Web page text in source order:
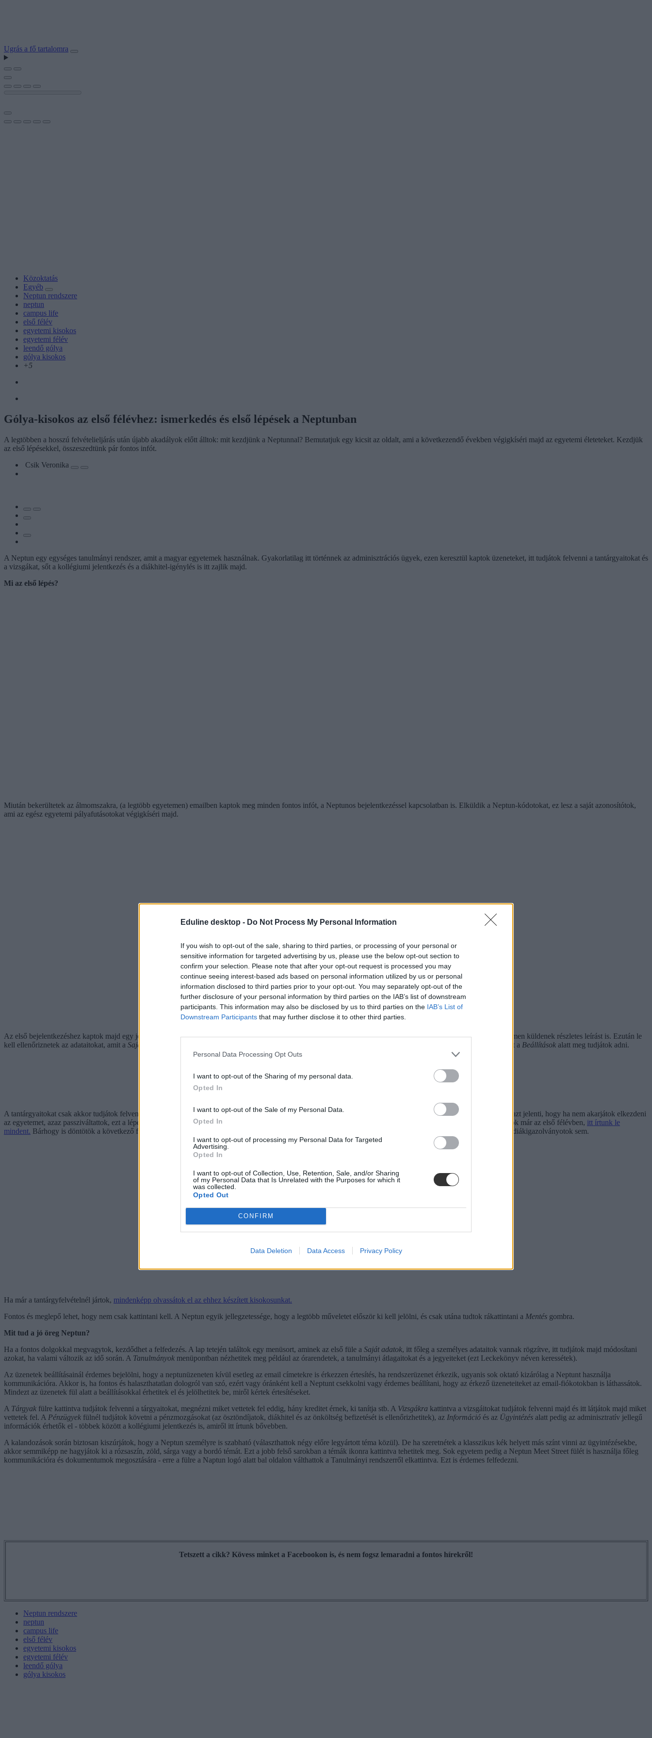
Eduline desktop - Do Not Process My Personal Information
If you wish to opt-out of the sale, sharing to third parties, or processing of your personal or
sensitive information for targeted advertising by us, please use the below opt-out section to
confirm your selection. Please note that after your opt-out request is processed you may
continue seeing interest-based ads based on personal information utilized by us or personal
information disclosed to third parties prior to your opt-out. You may separately opt-out of the
further disclosure of your personal information by third parties on the IAB’s list of downstream
participants. This information may also be disclosed by us to third parties on the IAB’s List of
Downstream Participants that may further disclose it to other third parties.
Personal Data Processing Opt Outs
I want to opt-out of the Sharing of my personal data.
Opted In
I want to opt-out of the Sale of my Personal Data.
Opted In
I want to opt-out of processing my Personal Data for Targeted
Advertising.
Opted In
I want to opt-out of Collection, Use, Retention, Sale, and/or Sharing
of my Personal Data that Is Unrelated with the Purposes for which it
was collected.
Opted Out
CONFIRM
Data Deletion Data Access Privacy Policy
Ugrás a fő tartalomra
Közoktatás
Egyéb
Neptun rendszere
neptun
campus life
első félév
egyetemi kisokos
egyetemi félév
leendő gólya
gólya kisokos
+5
Gólya-kisokos az első félévhez: ismerkedés és első lépések a Neptunban
A legtöbben a hosszú felvételieljárás után újabb akadályok előtt álltok: mit kezdjünk a Neptunnal? Bemutatjuk egy kicsit az oldalt, ami a következendő években végigkíséri majd az egyetemi életeteket. Kezdjük
az első lépésekkel, összeszedtünk pár fontos infót.
Csik Veronika
A Neptun egy egységes tanulmányi rendszer, amit a magyar egyetemek használnak. Gyakorlatilag itt történnek az adminisztrációs ügyek, ezen keresztül kaptok üzeneteket, itt tudjátok felvenni a tantárgyaitokat és
a vizsgákat, sőt a kollégiumi jelentkezés és a diákhitel-igénylés is itt zajlik majd.
Mi az első lépés?
Miután bekerültetek az álmomszakra, (a legtöbb egyetemen) emailben kaptok meg minden fontos infót, a Neptunos bejelentkezéssel kapcsolatban is. Elküldik a Neptun-kódotokat, ez lesz a saját azonosítótok,
ami az egész egyetemi pályafutásotokat végigkíséri majd.
Az első bejelentkezéshez kaptok majd egy jelszót, amit utána - nem meglepő módon - meg kell majd változtatnotok. Szerencsére ennek a hogyanjáról a legtöbb egyetemen küldenek részletes leírást is. Ezután le
kell ellenőriznetek az adataitokat, amit a Saját adatok fül, ahol ezeket a Beállítások alatt meg tudjátok adni.
A tantárgyaitokat csak akkor tudjátok felvenni, ha aktiváljátok a státuszotokat. Ezt az Ügyintézés fülnél a Beiratkozás/ Bejelentkezésre kattintva tudjátok megtenni - ez azt jelenti, hogy ha nem akarjátok elkezdeni
az egyetemet, azaz passziváltattok, ezt a lépést ugyanúgy meg kell tennetek, csak éppen a passziv státuszt kell kiválasztani. Arról, hogy milyen feltételekkel halaszthattok már az első félévben, itt írtunk le
mindent. Bárhogy is döntötök a következő félévvel kapcsolatban, érdemes mindennek időben utánajárni - ne feledjétek, ha nem aktiváltok, nem lesznek vizsgáitok, de diákigazolványotok sem.
Ha már a tantárgyfelvételnél jártok, mindenképp olvassátok el az ehhez készített kisokosunkat.
Fontos és meglepő lehet, hogy nem csak kattintani kell. A Neptun egyik jellegzetessége, hogy a legtöbb műveletet először ki kell jelölni, és csak utána tudtok rákattintani a Mentés gombra.
Mit tud a jó öreg Neptun?
Ha a fontos dolgokkal megvagytok, kezdődhet a felfedezés. A lap tetején találtok egy menüsort, aminek az első füle a Saját adatok, itt főleg a személyes adataitok vannak rögzítve, itt tudjátok majd módosítani
azokat, ha valami változik az idő során. A Tanulmányok menüpontban nézhetitek meg például az órarendetek, a tanulmányi átlagaitokat és a jegyeiteket (ezt Leckekönyv néven keressétek).
Az üzenetek beállításainál érdemes bejelölni, hogy a neptunüzeneten kívül esetleg az email címetekre is érkezzen értesítés, ha rendszerüzenet érkezik, ugyanis sok oktató kizárólag a Neptunt használja
kommunikációra. Akkor is, ha fontos és halaszthatatlan dologról van szó, ezért vagy óránként kell a Neptunt csekkolni vagy érdemes beállítani, hogy az érkező üzeneteiteket az email-fiókotokban is láthassátok.
Mindezt az üzenetek fül alatt a beállításokkal érhetitek el és jelölhetitek be, miről kértek értesítéseket.
A Tárgyak fülre kattintva tudjátok felvenni a tárgyaitokat, megnézni miket vettetek fel eddig, hány kreditet érnek, ki tanítja stb. A Vizsgákra kattintva a vizsgáitokat tudjátok felvenni majd és itt látjátok majd miket
vettetek fel. A Pénzügyek fülnél tudjátok követni a pénzmozgásokat (az ösztöndíjatok, diákhitel és az önköltség befizetését is ellenőrizhetitek), az Információ és az Ügyintézés alatt pedig az adminisztratív jellegű
információk érhetők el - többek között a kollégiumi jelentkezés is, amiről itt írtunk bővebben.
A kalandozások során biztosan kiszúrjátok, hogy a Neptun személyre is szabható (választhattok négy előre legyártott téma közül). De ha szeretnétek a klasszikus kék helyett más színt vinni az ügyintézésekbe,
akkor semmiképp ne hagyjátok ki a rózsaszín, zöld, sárga vagy a bordó témát. Ezt a jobb felső sarokban a témák ikonra kattintva tehetitek meg. Sok egyetem pedig a Neptun Meet Street fülét is használja főleg
kommunikációra és dokumentumok megosztására - erre a fülre a Naptun logó alatt bal oldalon válthattok a Tanulmányi rendszerről elkattintva. Ezt is érdemes felfedezni.
Tetszett a cikk? Kövess minket a Facebookon is, és nem fogsz lemaradni a fontos hírekről!
Neptun rendszere
neptun
campus life
első félév
egyetemi kisokos
egyetemi félév
leendő gólya
gólya kisokos